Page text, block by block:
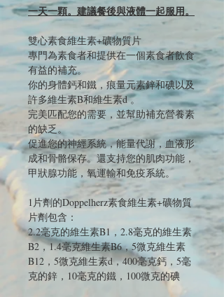
一天一顆。建議餐後與液體一起服用。
雙心素食維生素+礦物質片
專門為素食者和提供在一個素食者飲食
有益的補充。
你的身體鈣和鐵，痕量元素鋅和碘以及
許多維生素B和維生素d 。
完美匹配您的需要，並幫助補充營養素
的缺乏。
促進您的神經系統，能量代謝，血液形
成和骨骼保存。還支持您的肌肉功能，
甲狀腺功能，氧運輸和免疫系統。
1片劑的Doppelherz素食維生素+礦物質
片劑包含：
2.2毫克的維生素B1，2.8毫克的維生素
B2，1.4毫克維生素B6，5微克維生素
B12，5微克維生素d，400毫克鈣，5毫
克的鋅，10毫克的鐵，100微克的碘